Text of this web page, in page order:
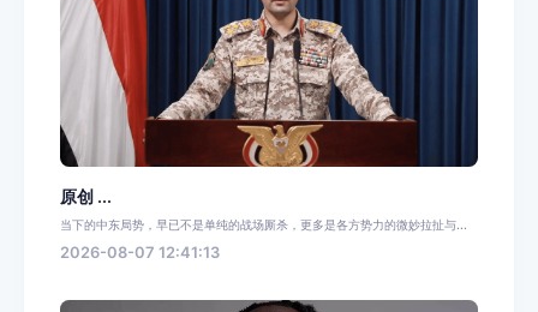
原创 ...
当下的中东局势，早已不是单纯的战场厮杀，更多是各方势力的微妙拉扯与...
2026-08-07 12:41:13